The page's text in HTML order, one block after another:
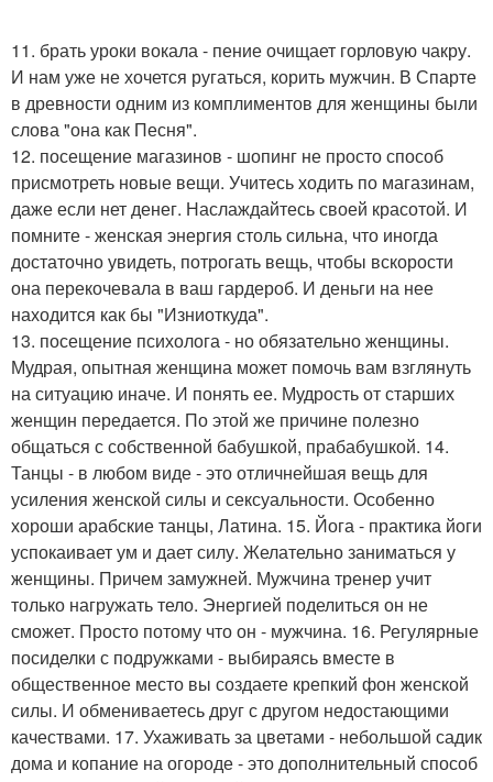
11. брать уроки вокала - пение очищает горловую чакру.
И нам уже не хочется ругаться, корить мужчин. В Спарте
в древности одним из комплиментов для женщины были
слова "она как Песня".
12. посещение магазинов - шопинг не просто способ
присмотреть новые вещи. Учитесь ходить по магазинам,
даже если нет денег. Наслаждайтесь своей красотой. И
помните - женская энергия столь сильна, что иногда
достаточно увидеть, потрогать вещь, чтобы вскорости
она перекочевала в ваш гардероб. И деньги на нее
находится как бы "Изниоткуда".
13. посещение психолога - но обязательно женщины.
Мудрая, опытная женщина может помочь вам взглянуть
на ситуацию иначе. И понять ее. Мудрость от старших
женщин передается. По этой же причине полезно
общаться с собственной бабушкой, прабабушкой. 14.
Танцы - в любом виде - это отличнейшая вещь для
усиления женской силы и сексуальности. Особенно
хороши арабские танцы, Латина. 15. Йога - практика йоги
успокаивает ум и дает силу. Желательно заниматься у
женщины. Причем замужней. Мужчина тренер учит
только нагружать тело. Энергией поделиться он не
сможет. Просто потому что он - мужчина. 16. Регулярные
посиделки с подружками - выбираясь вместе в
общественное место вы создаете крепкий фон женской
силы. И обмениваетесь друг с другом недостающими
качествами. 17. Ухаживать за цветами - небольшой садик
дома и копание на огороде - это дополнительный способ